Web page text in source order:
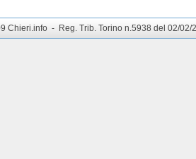
Chieri.info - Reg. Trib. Torino n.5938 del 02/02/